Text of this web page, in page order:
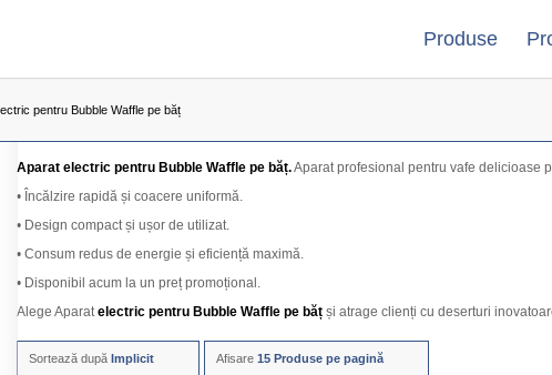
Produse
pentru Bubble Waffle pe băț
Aparat electric pentru Bubble Waffle pe băț.Aparat profesional pentru vafe delicioase
• Încălzire rapidă și coacere uniformă.
• Design compact și ușor de utilizat.
• Consum redus de energie și eficiență maximă.
• Disponibil acum la un preț promoțional.
Alege Aparatelectric pentru Bubble Waffle pe bățși atrage clienți cu deserturi
Sortează după Implicit Afisare 15 Produse pe pagină